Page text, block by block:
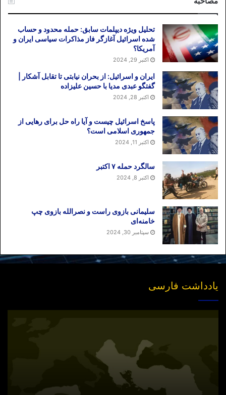
تحلیل ویژه دیپلمات سابق: حمله محدود و حساب
شده اسرائیل آغازگر فاز مذاکرات سیاسی ایران و
آمریکا؟
اکتبر 29, 2024
ایران و اسرائیل: از بحران نیابتی تا تقابل آشکار |
گفتگو عبدی مدیا با حسین علیزاده
اکتبر 28, 2024
پاسخ اسرائیل چیست و آیا راه حل برای رهایی از
جمهوری اسلامی است؟
اکتبر 11, 2024
سالگرد حمله ۷ اکتبر
اکتبر 8, 2024
سلیمانی بازوی راست و نصرالله بازوی چپ
خامنه‌ای
سپتامبر 30, 2024
یادداشت فارسی